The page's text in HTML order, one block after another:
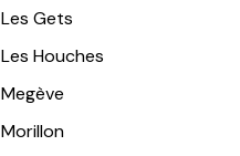
Les Gets
Les Houches
Megève
Morillon